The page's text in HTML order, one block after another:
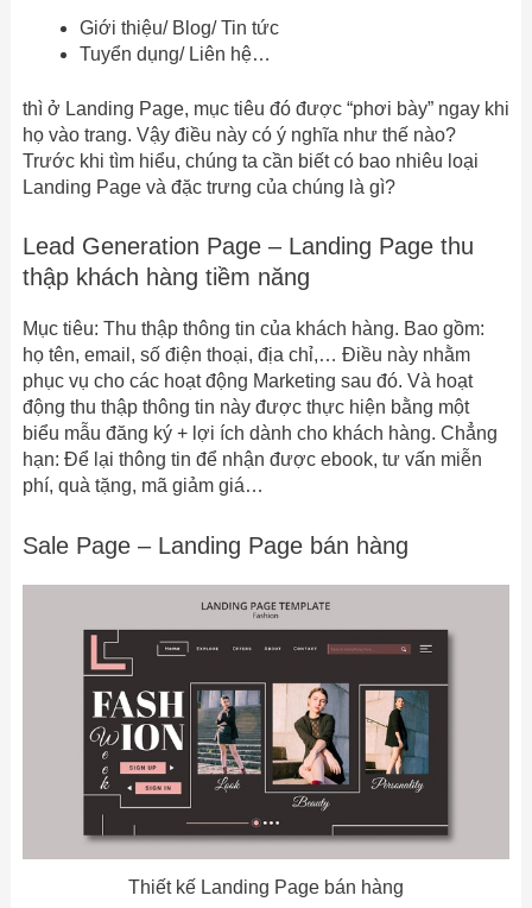
Giới thiệu/ Blog/ Tin tức
Tuyển dụng/ Liên hệ…
thì ở Landing Page, mục tiêu đó được “phơi bày” ngay khi
họ vào trang. Vậy điều này có ý nghĩa như thế nào?
Trước khi tìm hiểu, chúng ta cần biết có bao nhiêu loại
Landing Page và đặc trưng của chúng là gì?
Lead Generation Page – Landing Page thu
thập khách hàng tiềm năng
Mục tiêu: Thu thập thông tin của khách hàng. Bao gồm:
họ tên, email, số điện thoại, địa chỉ,… Điều này nhằm
phục vụ cho các hoạt động Marketing sau đó. Và hoạt
động thu thập thông tin này được thực hiện bằng một
biểu mẫu đăng ký + lợi ích dành cho khách hàng. Chẳng
hạn: Để lại thông tin để nhận được ebook, tư vấn miễn
phí, quà tặng, mã giảm giá…
Sale Page – Landing Page bán hàng
Thiết kế Landing Page bán hàng